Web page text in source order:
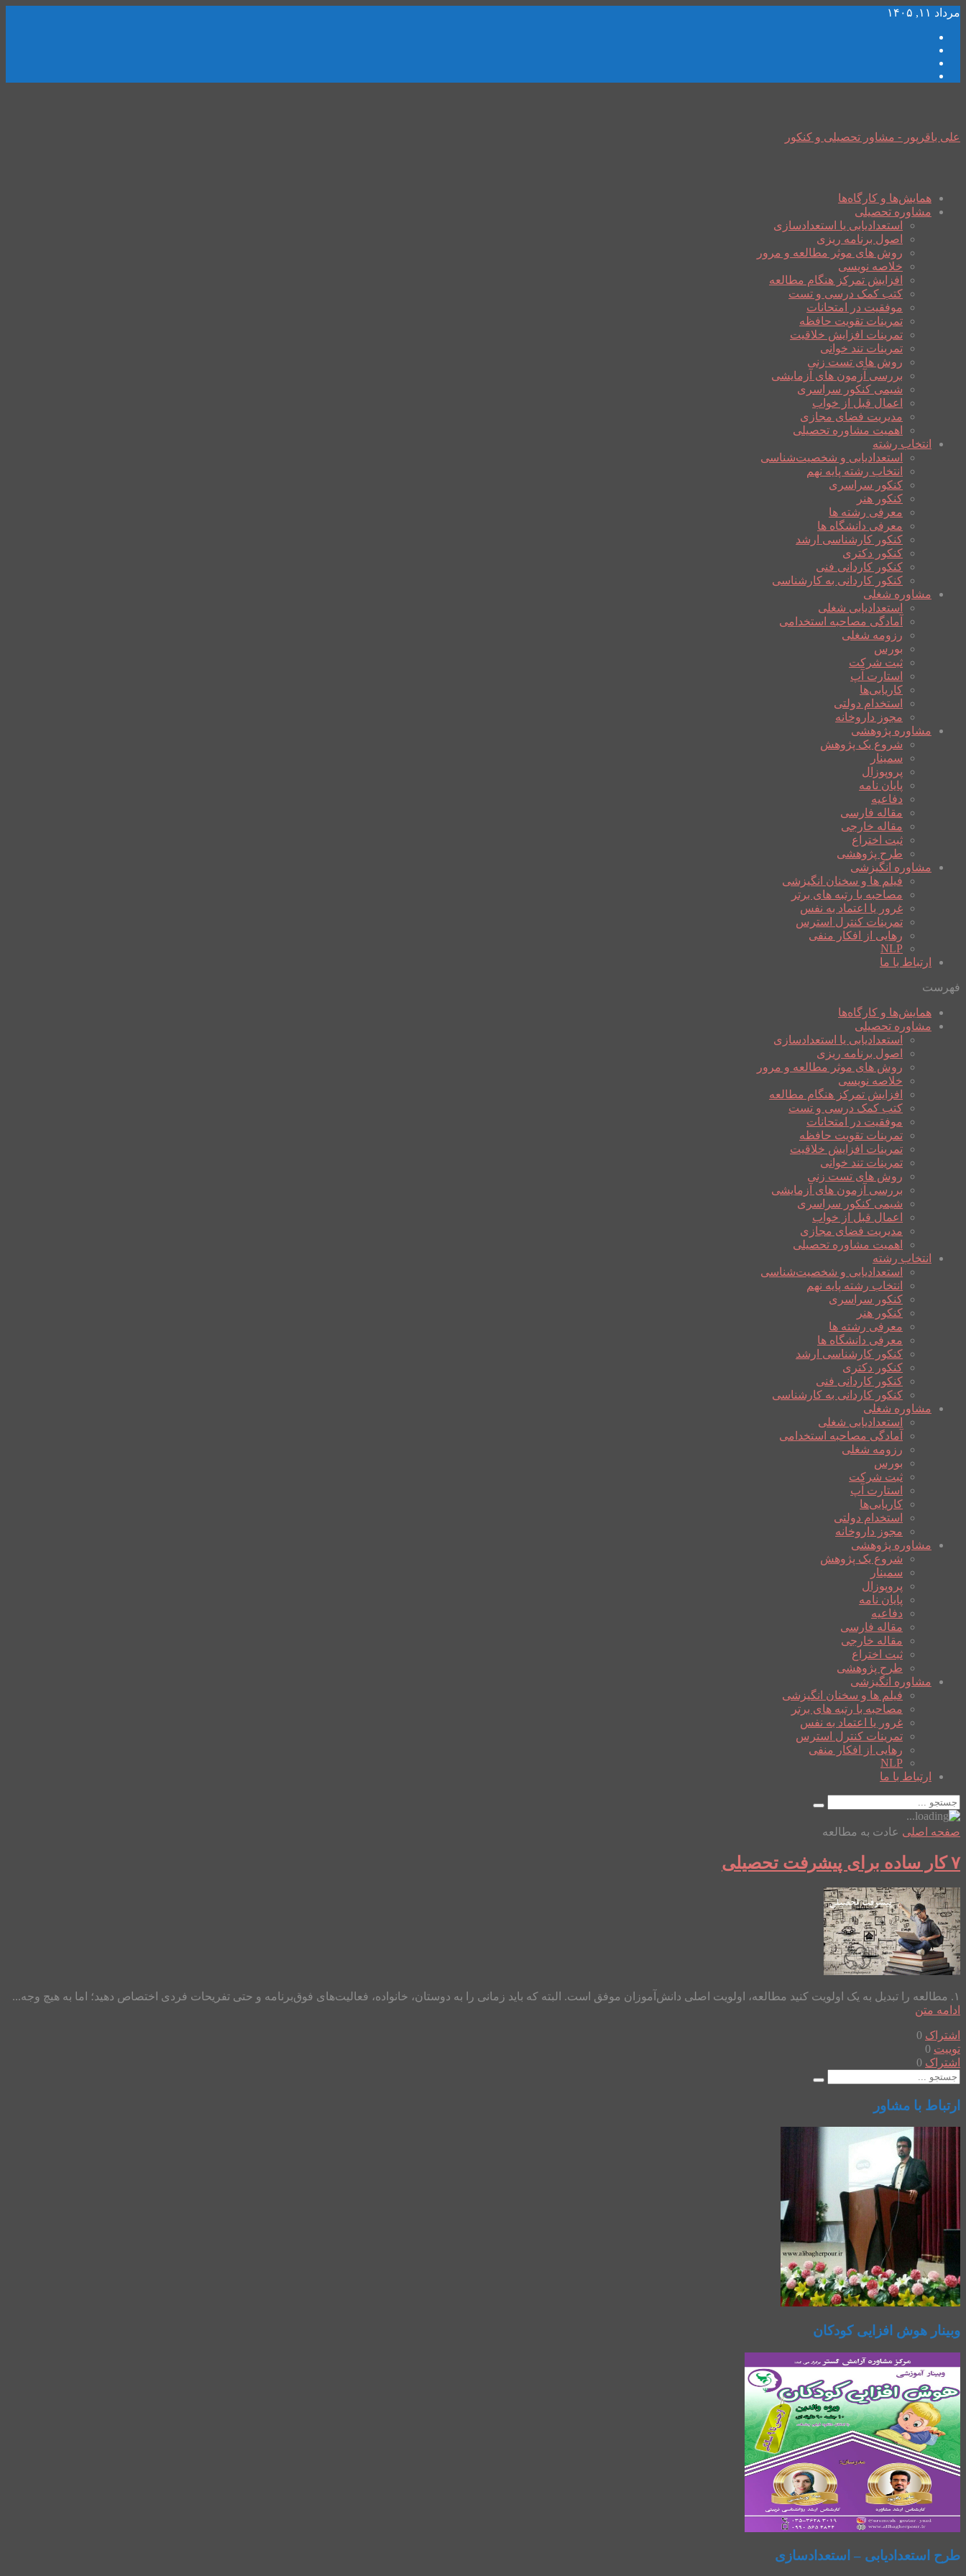
مرداد ۱۱, ۱۴۰۵
علی باقرپور - مشاور تحصیلی و کنکور
همایش‌ها و کارگاه‌ها
مشاوره تحصیلی
استعدادیابی یا استعدادسازی
اصول برنامه ریزی
روش های موثر مطالعه و مرور
خلاصه نویسی
افزایش تمرکز هنگام مطالعه
کتب کمک درسی و تست
موفقیت در امتحانات
تمرینات تقویت حافظه
تمرینات افزایش خلاقیت
تمرینات تند خوانی
روش های تست زنی
بررسی آزمون های آزمایشی
شیمی کنکور سراسری
اعمال قبل از خواب
مدیریت فضای مجازی
اهمیت مشاوره تحصیلی
انتخاب رشته
استعدادیابی و شخصیت‌شناسی
انتخاب رشته پایه نهم
کنکور سراسری
کنکور هنر
معرفی رشته ها
معرفی دانشگاه ها
کنکور کارشناسی ارشد
کنکور دکتری
کنکور کاردانی فنی
کنکور کاردانی به کارشناسی
مشاوره شغلی
استعدادیابی شغلی
آمادگی مصاحبه استخدامی
رزومه شغلی
بورس
ثبت شرکت
استارت آپ
کاریابی‌ها
استخدام دولتی
مجوز داروخانه
مشاوره پژوهشی
شروع یک پژوهش
سمینار
پروپوزال
پایان نامه
دفاعیه
مقاله فارسی
مقاله خارجی
ثبت اختراع
طرح پژوهشی
مشاوره انگیزشی
فیلم ها و سخنان انگیزشی
مصاحبه با رتبه های برتر
غرور یا اعتماد به نفس
تمرینات کنترل استرس
رهایی از افکار منفی
NLP
ارتباط با ما
فهرست
همایش‌ها و کارگاه‌ها
مشاوره تحصیلی
استعدادیابی یا استعدادسازی
اصول برنامه ریزی
روش های موثر مطالعه و مرور
خلاصه نویسی
افزایش تمرکز هنگام مطالعه
کتب کمک درسی و تست
موفقیت در امتحانات
تمرینات تقویت حافظه
تمرینات افزایش خلاقیت
تمرینات تند خوانی
روش های تست زنی
بررسی آزمون های آزمایشی
شیمی کنکور سراسری
اعمال قبل از خواب
مدیریت فضای مجازی
اهمیت مشاوره تحصیلی
انتخاب رشته
استعدادیابی و شخصیت‌شناسی
انتخاب رشته پایه نهم
کنکور سراسری
کنکور هنر
معرفی رشته ها
معرفی دانشگاه ها
کنکور کارشناسی ارشد
کنکور دکتری
کنکور کاردانی فنی
کنکور کاردانی به کارشناسی
مشاوره شغلی
استعدادیابی شغلی
آمادگی مصاحبه استخدامی
رزومه شغلی
بورس
ثبت شرکت
استارت آپ
کاریابی‌ها
استخدام دولتی
مجوز داروخانه
مشاوره پژوهشی
شروع یک پژوهش
سمینار
پروپوزال
پایان نامه
دفاعیه
مقاله فارسی
مقاله خارجی
ثبت اختراع
طرح پژوهشی
مشاوره انگیزشی
فیلم ها و سخنان انگیزشی
مصاحبه با رتبه های برتر
غرور یا اعتماد به نفس
تمرینات کنترل استرس
رهایی از افکار منفی
NLP
ارتباط با ما
صفحه اصلی عادت به مطالعه
۷ کار ساده برای پیشرفت تحصیلی
۱. مطالعه را تبدیل به یک اولویت کنید مطالعه، اولویت اصلی دانش‌آموزان موفق است. البته که باید زمانی را به دوستان، خانواده، فعالیت‌های فوق‌برنامه و حتی تفریحات فردی اختصاص دهید؛ اما به هیچ وجه...
ادامه متن
اشتراک 0
توییت 0
اشتراک 0
ارتباط با مشاور
وبینار هوش افزایی کودکان
طرح استعدادیابی – استعدادسازی